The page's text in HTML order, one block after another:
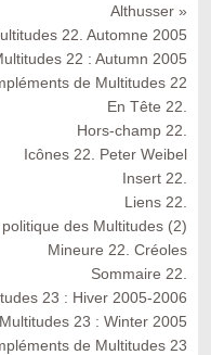
Althusser »
22. Automne 2005
22 : Autumn 2005
de Multitudes 22
En Tête 22.
Hors-champ 22.
Icônes 22. Peter Weibel
Insert 22.
Liens 22.
des Multitudes (2)
Mineure 22. Créoles
Sommaire 22.
23 : Hiver 2005-2006
23 : Winter 2005
de Multitudes 23